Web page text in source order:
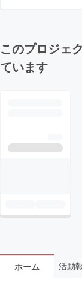
このプロジェ
ています
ホーム 活動